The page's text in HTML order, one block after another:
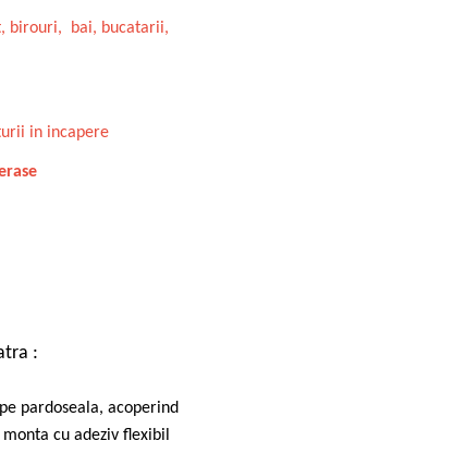
birouri, bai, bucatarii,
in incapere
:
pardoseala, acoperind
cu adeziv flexibil